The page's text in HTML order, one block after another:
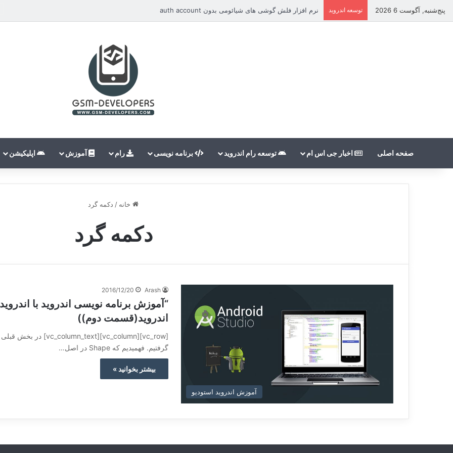
پنج‌شنبه, آگوست 6 2026 توسعه اندروید نرم افزار فلش گوشی های شیائومی بدون auth account
صفحه اصلی اخبار جی اس ام توسعه رام اندروید برنامه نویسی رام آموزش اپلیکیشن
خانه / دکمه گرد
دکمه گرد
آموزش اندروید استودیو
Arash
2016/12/20
اندروید(قسمت دوم))
گرفتیم. فهمیدیم که Shape در اصل…
بیشتر بخوانید »